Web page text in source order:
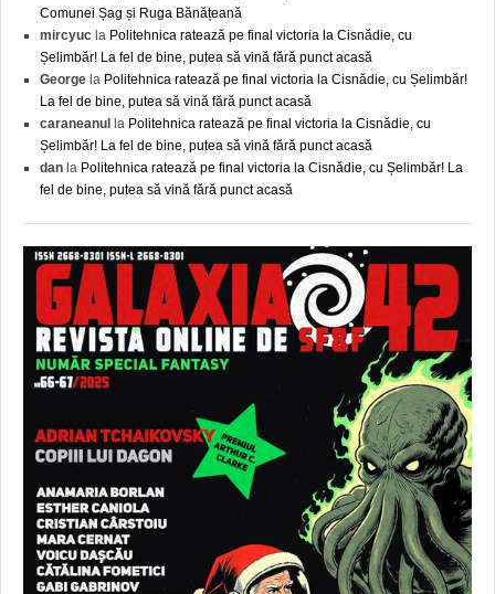
Comunei Șag și Ruga Bănățeană
mircyuc la Politehnica ratează pe final victoria la Cisnădie, cu
Șelimbăr! La fel de bine, putea să vină fără punct acasă
George la Politehnica ratează pe final victoria la Cisnădie, cu Șelimbăr!
La fel de bine, putea să vină fără punct acasă
caraneanul la Politehnica ratează pe final victoria la Cisnădie, cu
Șelimbăr! La fel de bine, putea să vină fără punct acasă
dan la Politehnica ratează pe final victoria la Cisnădie, cu Șelimbăr! La
fel de bine, putea să vină fără punct acasă